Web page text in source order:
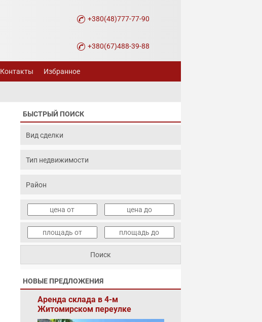
+380(48)777-77-90
+380(67)488-39-88
Контакты Избранное
БЫСТРЫЙ ПОИСК
НОВЫЕ ПРЕДЛОЖЕНИЯ
Аренда склада в 4-м
Житомирском переулке